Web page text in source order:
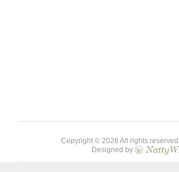
Copyright © 2026 All rights reserved.
Designed by